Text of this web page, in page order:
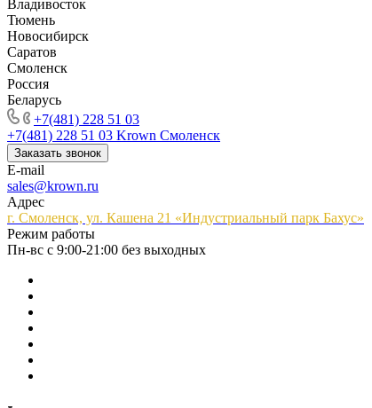
Владивосток
Тюмень
Новосибирск
Саратов
Смоленск
Россия
Беларусь
+7(481) 228 51 03
+7(481) 228 51 03 Krown Смоленск
Заказать звонок
E-mail
sales@krown.ru
Адрес
г. Смоленск, ул. Кашена 21 «Индустриальный парк Бахус»
Режим работы
Пн-вс с 9:00-21:00 без выходных